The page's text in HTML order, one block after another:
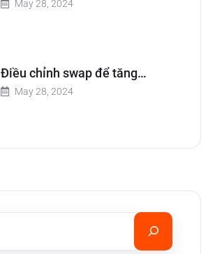
May 28, 2024
Điều chỉnh swap để tăng…
May 28, 2024